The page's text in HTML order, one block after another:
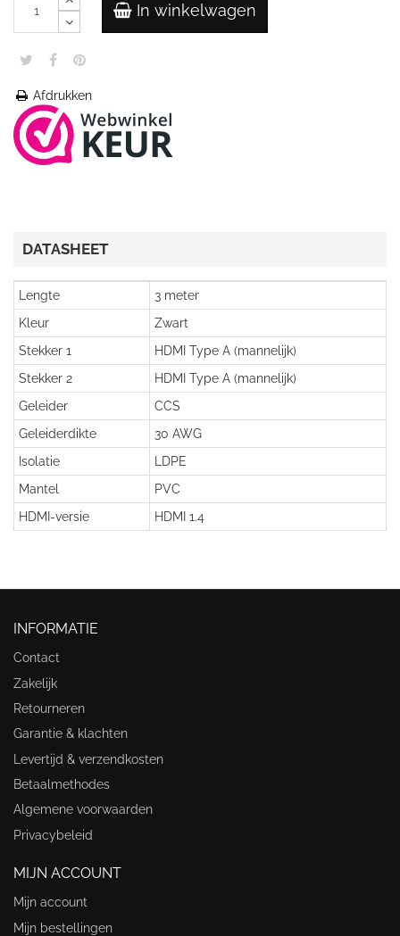
In winkelwagen
Afdrukken
DATASHEET
Lengte
3 meter
Kleur
Zwart
Stekker 1
HDMI Type A (mannelijk)
Stekker 2
HDMI Type A (mannelijk)
Geleider
CCS
Geleiderdikte
30 AWG
Isolatie
LDPE
Mantel
PVC
HDMI-versie
HDMI 1.4
INFORMATIE
Contact
Zakelijk
Retourneren
Garantie & klachten
Levertijd & verzendkosten
Betaalmethodes
Algemene voorwaarden
Privacybeleid
MIJN ACCOUNT
Mijn account
Mijn bestellingen